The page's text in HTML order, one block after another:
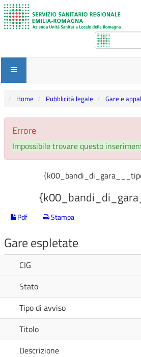
Home Pubblicità legale Gare e
Errore
Impossibile trovare questo
Pdf Stampa
Gare espletate
CIG
Stato
Tipo di avviso
Titolo
Descrizione